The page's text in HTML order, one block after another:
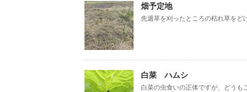
畑予定地
先週草を刈ったところの枯れ草をど
白菜 ハムシ
白菜の虫食いの正体ですが、どうも